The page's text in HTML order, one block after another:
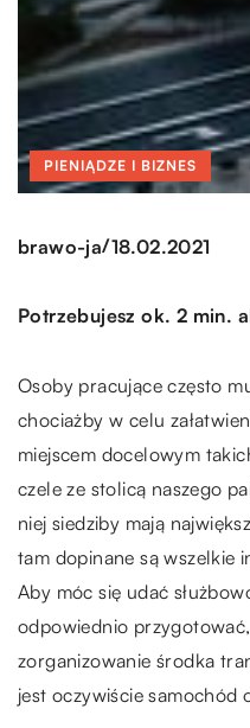
PIENIĄDZE I BIZNES
brawo-ja/18.02.2021
Potrzebujesz ok. 2 min.
Osoby pracujące często
chociażby w celu
miejscem docelowym
czele ze stolicą naszego
niej siedziby mają
tam dopinane są wszelkie
Aby móc się udać
odpowiednio
zorganizowanie środka
jest oczywiście samochód